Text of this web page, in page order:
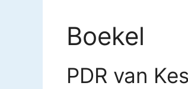
Boekel
PDR van